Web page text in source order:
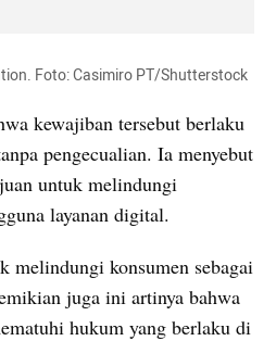
Foto: Casimiro PT/Shutterstock
kewajiban tersebut berlaku
pengecualian. Ia menyebut
untuk melindungi
layanan digital.
melindungi konsumen sebagai
juga ini artinya bahwa
hukum yang berlaku di